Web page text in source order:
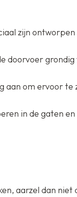
zijn
doorvoer grondig
aan om ervoor te
in de gaten
aarzel dan niet